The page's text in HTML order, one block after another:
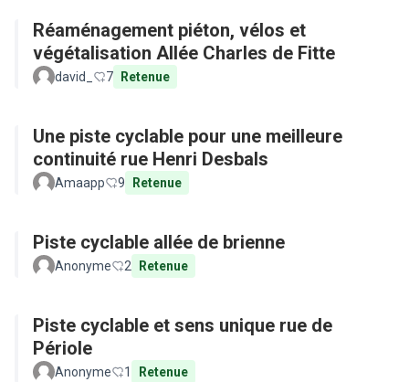
Réaménagement piéton, vélos et
végétalisation Allée Charles de Fitte
david_ 7 Retenue
Une piste cyclable pour une meilleure
continuité rue Henri Desbals
Amaapp 9 Retenue
Piste cyclable allée de brienne
Anonyme 2 Retenue
Piste cyclable et sens unique rue de
Périole
Anonyme 1 Retenue